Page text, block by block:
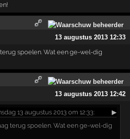
13 augustus 2013 12:33
spoelen. Wat een ge-wel-dig
13 augustus 2013 12:42
13 augustus 2013 om 12:33:
▶
terug spoelen. Wat een ge-wel-dig